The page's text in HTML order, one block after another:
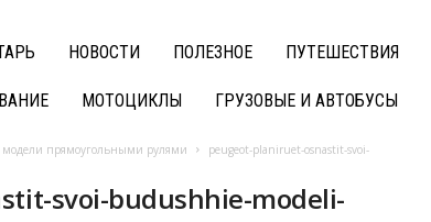
НОВОСТИ ПОЛЕЗНОЕ ПУТЕШЕСТВИЯ
МОТОЦИКЛЫ ГРУЗОВЫЕ И АВТОБУСЫ
модели прямоугольными рулями
peugeot-planiruet-osnastit-svoi-
svoi-budushhie-modeli-